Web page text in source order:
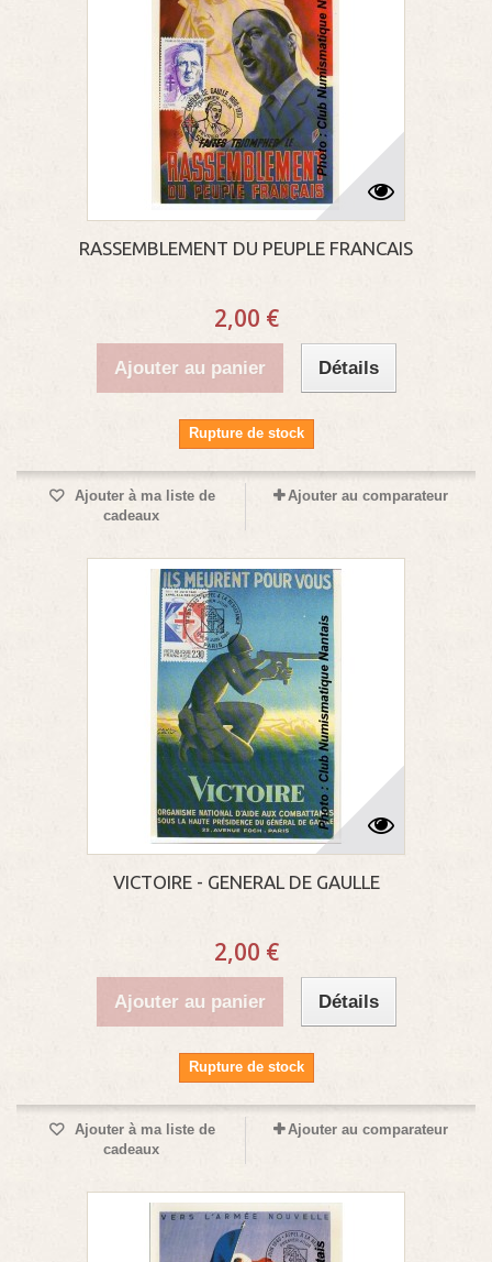
RASSEMBLEMENT DU PEUPLE FRANCAIS
2,00 €
Ajouter au panier Détails
Rupture de stock
Ajouter à ma liste de
cadeaux
Ajouter au comparateur
VICTOIRE - GENERAL DE GAULLE
2,00 €
Ajouter au panier Détails
Rupture de stock
Ajouter à ma liste de
cadeaux
Ajouter au comparateur